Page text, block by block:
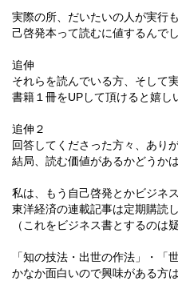
実際の所、だいたいの人が実行
己啓発本って読むに値するんで
追伸
それらを読んでいる方、そして
書籍１冊をUPして頂けると嬉し
追伸２
回答してくださった方々、あり
結局、読む価値があるかどうか
私は、もう自己啓発とかビジネ
東洋経済の連載記事は定期購読
（これをビジネス書とするのは
「知の技法・出世の作法」・「
かなか面白いので興味がある方